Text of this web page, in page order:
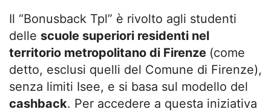
Il “Bonusback Tpl” è rivolto agli studenti
delle scuole superiori residenti nel
territorio metropolitano di Firenze (come
detto, esclusi quelli del Comune di Firenze),
senza limiti Isee, e si basa sul modello del
cashback. Per accedere a questa iniziativa